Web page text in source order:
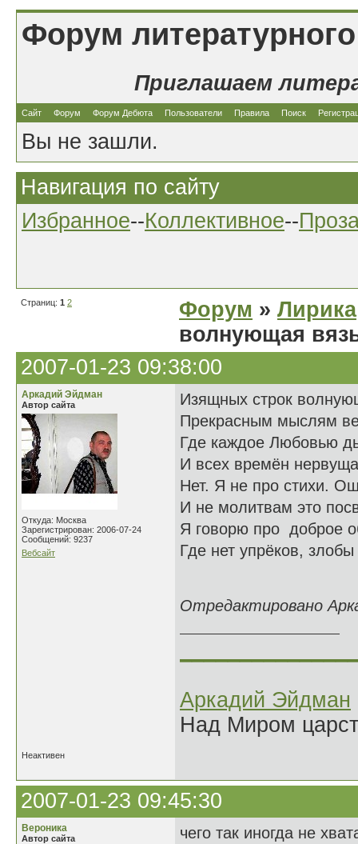
Форум
Приглашаем
Сайт Форум Форум Дебюта Пользователи Правила Поиск
Вы не зашли.
Навигация по сайту
Избранное--Коллективное--
Страниц: 1 2 Форум » Лирика
волнующая
2007-01-23 09:38:00
Аркадий Эйдман
Автор сайта
Откуда: Москва
Зарегистрирован: 2006-07-24
Сообщений: 9237
Вебсайт
Изящных строк
Прекрасным мыслям
Где каждое Любовью
И всех времён
Нет. Я не про стихи.
И не молитвам это
Я говорю про доброе
Где нет упрёков,
Отредактировано
Аркадий Эйдман
Над Миром
Неактивен
2007-01-23 09:45:30
Вероника
Автор сайта чего так иногда не